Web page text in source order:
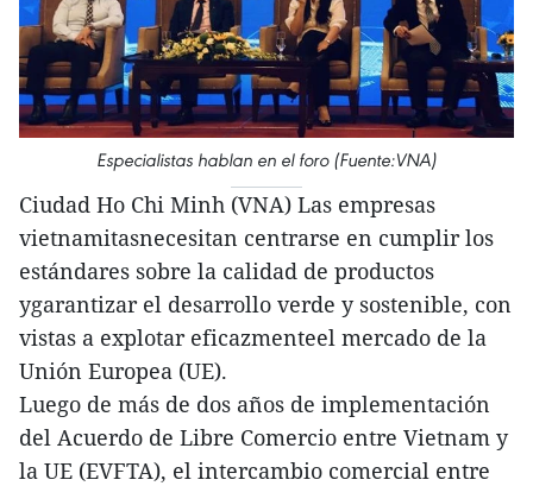
Especialistas hablan en el foro (Fuente:VNA)
Ciudad Ho Chi Minh (VNA) Las empresas
vietnamitasnecesitan centrarse en cumplir los
estándares sobre la calidad de productos
ygarantizar el desarrollo verde y sostenible, con
vistas a explotar eficazmenteel mercado de la
Unión Europea (UE).
Luego de más de dos años de implementación
del Acuerdo de Libre Comercio entre Vietnam y
la UE (EVFTA), el intercambio comercial entre